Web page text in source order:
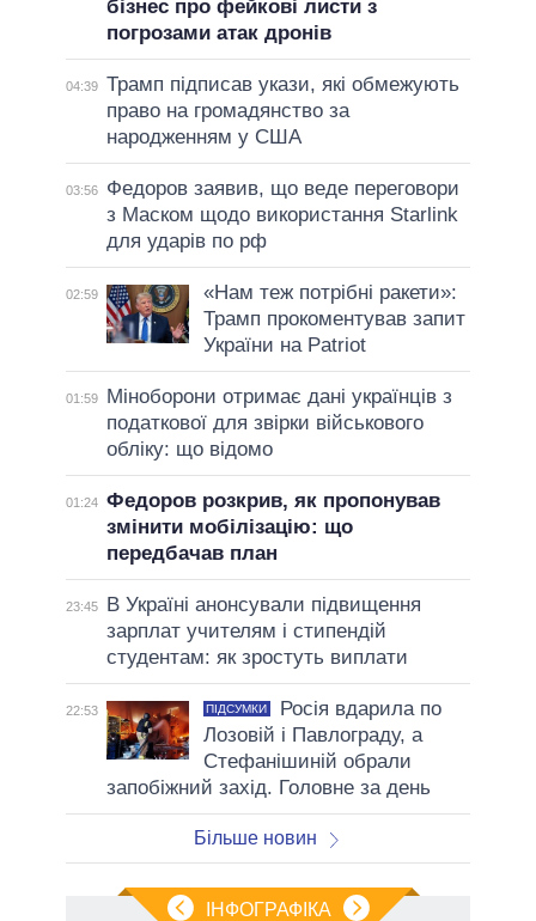
бізнес про фейкові листи з
погрозами атак дронів
04:39 Трамп підписав укази, які обмежують
право на громадянство за
народженням у США
03:56
Федоров заявив, що веде переговори
з Маском щодо використання Starlink
для ударів по рф
02:59
«Нам теж потрібні ракети»:
Трамп прокоментував запит
України на Patriot
01:59
Міноборони отримає дані українців з
податкової для звірки військового
обліку: що відомо
01:24 Федоров розкрив, як пропонував
змінити мобілізацію: що
передбачав план
23:45
В Україні анонсували підвищення
зарплат учителям і стипендій
студентам: як зростуть виплати
22:53 ПІДСУМКИ
Росія вдарила по
Лозовій і Павлограду, а
Стефанішиній обрали
запобіжний захід. Головне за день
Більше новин
ІНФОГРАФІКА